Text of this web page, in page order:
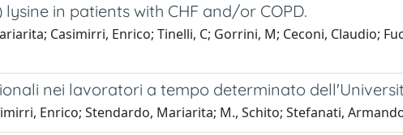
in patients with CHF and/or COPD.
Casimirri, Enrico; Tinelli, C; Gorrini, M; Ceconi, Claudio;
nei lavoratori a tempo determinato
Enrico; Stendardo, Mariarita; M., Schito; Stefanati,